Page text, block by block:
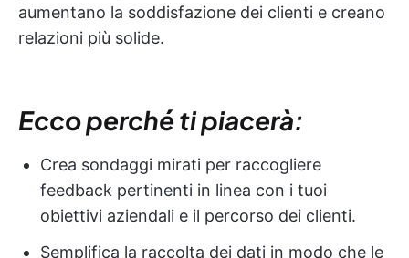
aumentano la soddisfazione dei clienti e creano
relazioni più solide.
Ecco perché ti piacerà:
Crea sondaggi mirati per raccogliere
feedback pertinenti in linea con i tuoi
obiettivi aziendali e il percorso dei clienti.
Semplifica la raccolta dei dati in modo che le